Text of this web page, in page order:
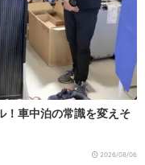
！車中泊の常識を変えそ
2026/08/06